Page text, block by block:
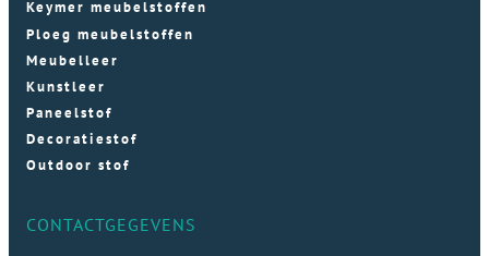
Keymer meubelstoffen
Ploeg meubelstoffen
Meubelleer
Kunstleer
Paneelstof
Decoratiestof
Outdoor stof
CONTACTGEGEVENS